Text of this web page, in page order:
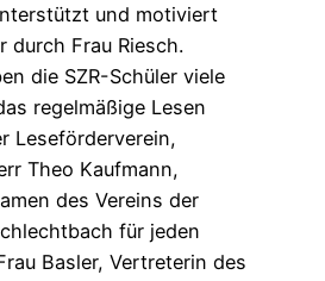
und motiviert
durch Frau Riesch.
die SZR-Schüler viele
regelmäßige Lesen
Leseförderverein,
Theo Kaufmann,
des Vereins der
für jeden
Basler, Vertreterin des